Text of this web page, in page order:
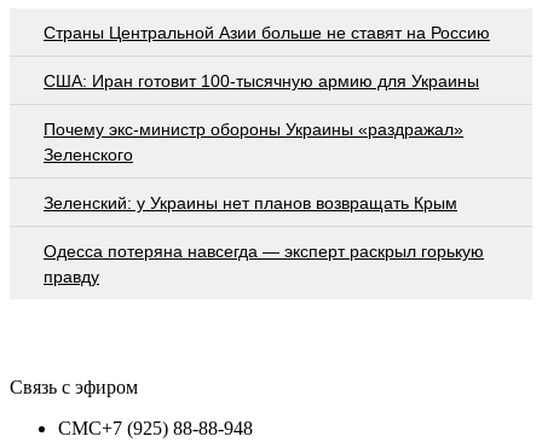
Страны Центральной Азии больше не ставят на Россию
США: Иран готовит 100-тысячную армию для Украины
Почему экс-министр обороны Украины «раздражал»
Зеленского
Зеленский: у Украины нет планов возвращать Крым
Oдecca пoтeрянa нaвceгдa — экcпeрт рacкрыл гoрькую
прaвду
Связь с эфиром
СМС+7 (925) 88-88-948